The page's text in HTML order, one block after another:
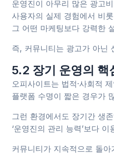
운영진이 아무리 많은 광고
사용자의 실제 경험에서 비
그 어떤 마케팅보다 강력한
즉, 커뮤니티는 광고가 아닌
5.2 장기 운영의 핵
오피사이트는 법적·사회적
플랫폼 수명이 짧은 경우가
그런 환경에서도 장기간 생
‘운영진의 관리 능력’보다
커뮤니티가 지속적으로 돌아